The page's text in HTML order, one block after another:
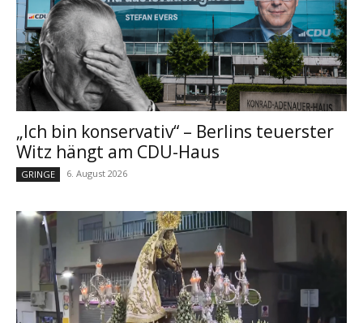
„Ich bin konservativ“ – Berlins teuerster
Witz hängt am CDU-Haus
GRINGE 6. August 2026